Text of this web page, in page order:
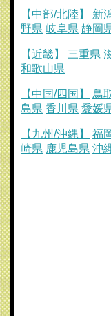
【中部/北陸】 新
野県 岐阜県 静岡
【近畿】 三重県
和歌山県
【中国/四国】 鳥
島県 香川県 愛媛
【九州/沖縄】 福
崎県 鹿児島県 沖